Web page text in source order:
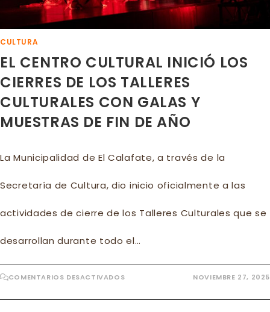
CULTURA
EL CENTRO CULTURAL INICIÓ LOS
CIERRES DE LOS TALLERES
CULTURALES CON GALAS Y
MUESTRAS DE FIN DE AÑO
La Municipalidad de El Calafate, a través de la
Secretaría de Cultura, dio inicio oficialmente a las
actividades de cierre de los Talleres Culturales que se
desarrollan durante todo el…
COMENTARIOS DESACTIVADOSEN
CULTURAL
NOVIEMBRE 27, 2025